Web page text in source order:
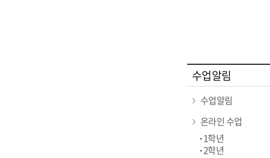
수업알림
수업알림
온라인 수업
1학년
2학년